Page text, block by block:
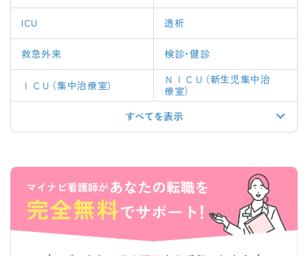
ICU 透析
救急外来 検診・健診
ＩＣＵ（集中治療室）
ＮＩＣＵ（新生児集中治
療室）
すべてを表示